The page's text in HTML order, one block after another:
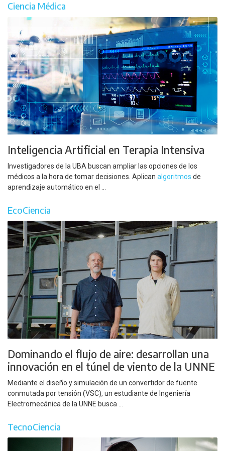
Ciencia Médica
Inteligencia Artificial en Terapia Intensiva
Investigadores de la UBA buscan ampliar las opciones de los
médicos a la hora de tomar decisiones. Aplican algoritmos de
aprendizaje automático en el ...
EcoCiencia
Dominando el flujo de aire: desarrollan una
innovación en el túnel de viento de la UNNE
Mediante el diseño y simulación de un convertidor de fuente
conmutada por tensión (VSC), un estudiante de Ingeniería
Electromecánica de la UNNE busca ...
TecnoCiencia